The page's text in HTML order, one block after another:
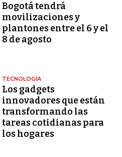
Bogotá tendrá
movilizaciones y
plantones entre el 6 y el
8 de agosto
TECNOLOGÍA
Los gadgets
innovadores que están
transformando las
tareas cotidianas para
los hogares